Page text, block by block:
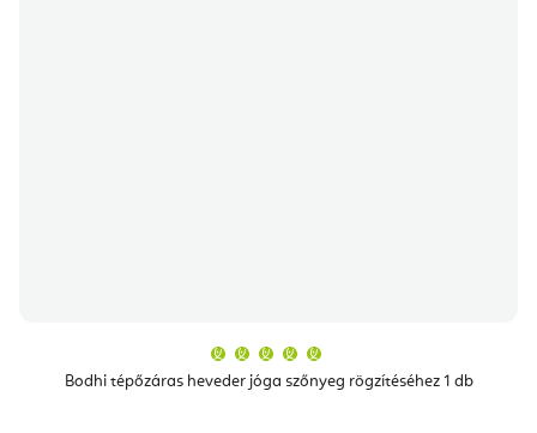
Bodhi tépőzáras heveder jóga szőnyeg rögzítéséhez 1 db
átlagos
értékelése